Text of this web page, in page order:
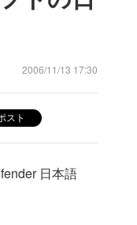
2006/11/13 17:30
スト
日本語